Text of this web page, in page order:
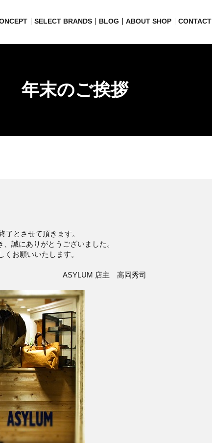
SELECT BRANDS BLOG ABOUT SHOP CONTACT
年末のご挨拶
了とさせて頂きます。
誠にありがとうございました。
お願いいたします。
高岡秀司